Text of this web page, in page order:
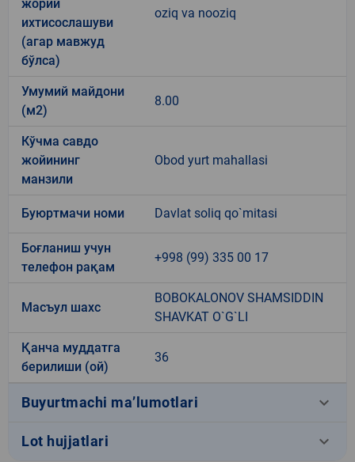
жорий
ихтисослашуви
(агар мавжуд
бўлса)
oziq va nooziq
Умумий майдони
(м2)
8.00
Кўчма савдо
жойининг
манзили
Obod yurt mahallasi
Буюртмачи номи Davlat soliq qo`mitasi
Боғланиш учун
телефон рақам
+998 (99) 335 00 17
Масъул шахс
BOBOKALONOV SHAMSIDDIN
SHAVKAT O`G`LI
Қанча муддатга
берилиши (ой)
36
Buyurtmachi ma’lumotlari keyboard_arrow_down
Lot hujjatlari keyboard_arrow_down